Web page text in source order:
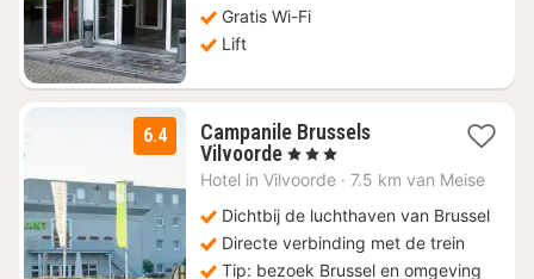
60,71
Gratis Wi-Fi
Lift
6.4
Campanile Brussels
Vilvoorde1
nacht
€
85
, 3 Sterren
Hotel in Vilvoorde · 7.5 km van Meise
Dichtbij de luchthaven van Brussel
Directe verbinding met de trein
Tip: bezoek Brussel en omgeving